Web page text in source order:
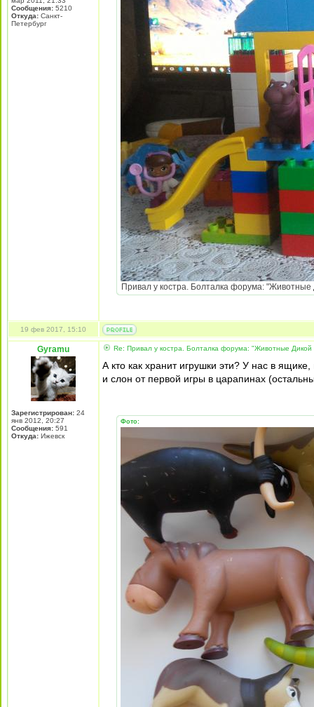
Сообщения: 5210
Откуда: Санкт-
Петербург
Привал у костра. Болталка форума:
19 фев 2017, 15:10
Gyramu
Зарегистрирован: 24
янв 2012, 20:27
Сообщения: 591
Откуда: Ижевск
Re: Привал у костра. Болталка форума: "Животные
А кто как хранит игрушки эти? У нас в
и слон от первой игры в царапинах
Фото: